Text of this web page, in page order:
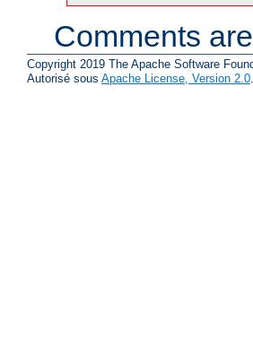
Comments
Copyright 2019 The Apache Software
Autorisé sous Apache License, Version 2.0